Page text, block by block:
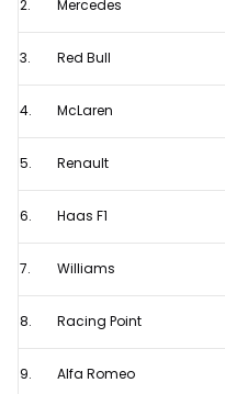
som
uit
prijzengeld
2. Mercedes
3. Red Bull
4. McLaren
5. Renault
6. Haas F1
7. Williams
8. Racing Point
9. Alfa Romeo